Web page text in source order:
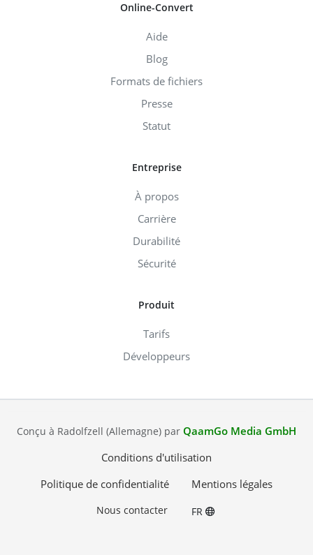
Online-Convert
Aide
Blog
Formats de fichiers
Presse
Statut
Entreprise
À propos
Carrière
Durabilité
Sécurité
Produit
Tarifs
Développeurs
Conçu à Radolfzell (Allemagne) par QaamGo Media GmbH
Conditions d'utilisation
Politique de confidentialité
Mentions légales
Nous contacter FR